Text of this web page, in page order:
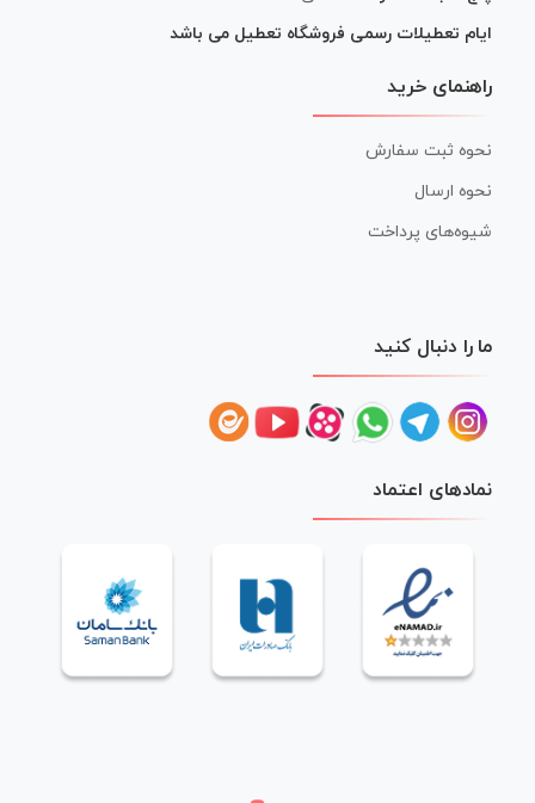
ایام تعطیلات رسمی فروشگاه تعطیل می باشد
راهنمای خرید
نحوه ثبت سفارش
نحوه ارسال
شیوه‌های پرداخت
ما را دنبال کنید
نمادهای اعتماد